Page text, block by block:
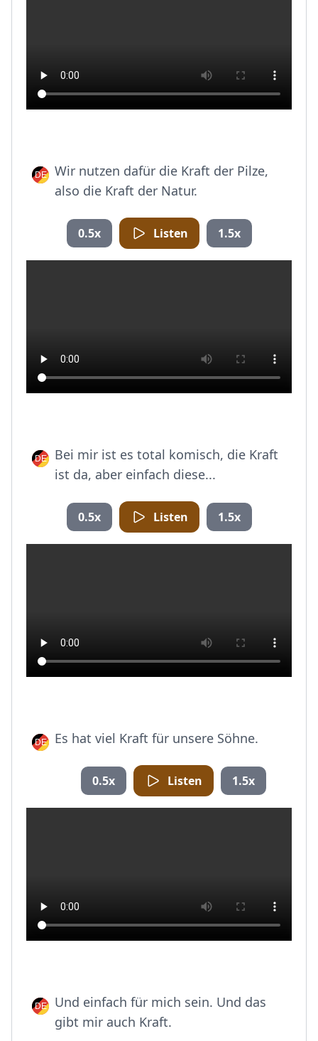
Wir nutzen dafür die Kraft der Pilze,
also die Kraft der Natur.
0.5x Listen 1.5x
Bei mir ist es total komisch, die Kraft
ist da, aber einfach diese...
0.5x Listen 1.5x
Es hat viel Kraft für unsere Söhne.
0.5x Listen 1.5x
Und einfach für mich sein. Und das
gibt mir auch Kraft.